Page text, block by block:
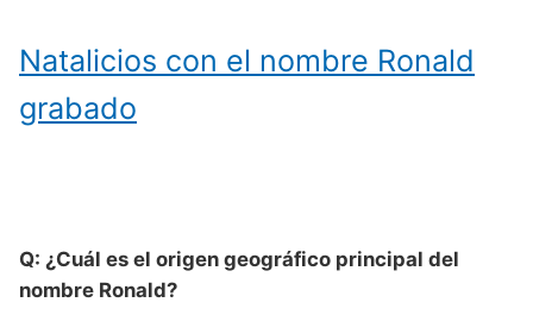
Natalicios con el nombre Ronald
grabado
Q: ¿Cuál es el origen geográfico principal del
nombre Ronald?